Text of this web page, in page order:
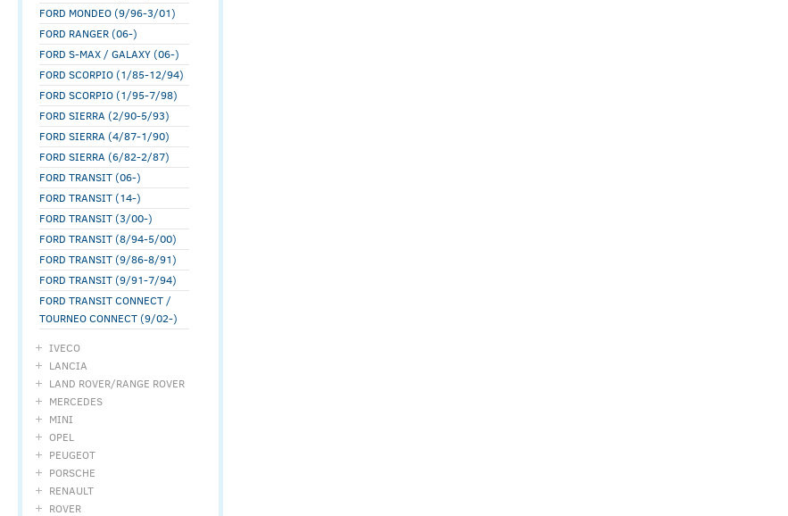
FORD MONDEO (9/96-3/01)
FORD RANGER (06-)
FORD S-MAX / GALAXY (06-)
FORD SCORPIO (1/85-12/94)
FORD SCORPIO (1/95-7/98)
FORD SIERRA (2/90-5/93)
FORD SIERRA (4/87-1/90)
FORD SIERRA (6/82-2/87)
FORD TRANSIT (06-)
FORD TRANSIT (14-)
FORD TRANSIT (3/00-)
FORD TRANSIT (8/94-5/00)
FORD TRANSIT (9/86-8/91)
FORD TRANSIT (9/91-7/94)
FORD TRANSIT CONNECT /
TOURNEO CONNECT (9/02-)
IVECO
LANCIA
LAND ROVER/RANGE ROVER
MERCEDES
MINI
OPEL
PEUGEOT
PORSCHE
RENAULT
ROVER